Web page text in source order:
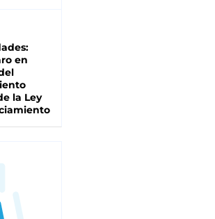
en
la Ley